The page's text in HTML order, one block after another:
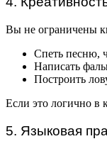
Вы не ограничены
Спеть песню,
Написать
Построить
Если это логично
5. Языковая